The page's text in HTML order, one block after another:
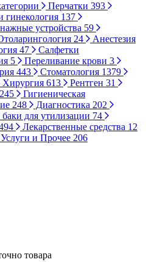
Перчатки 393
гинекология 137
устройства 59
24
Анестезия
47
Салфетки
5 Переливание крови 3
443 Стоматология 1379
Хирургия 613 Рентген 31
245
Гигиеническая
248 Диагностика 202
для утилизации 74
Лекарственные средства 12
Услуги и Прочее 206
товара